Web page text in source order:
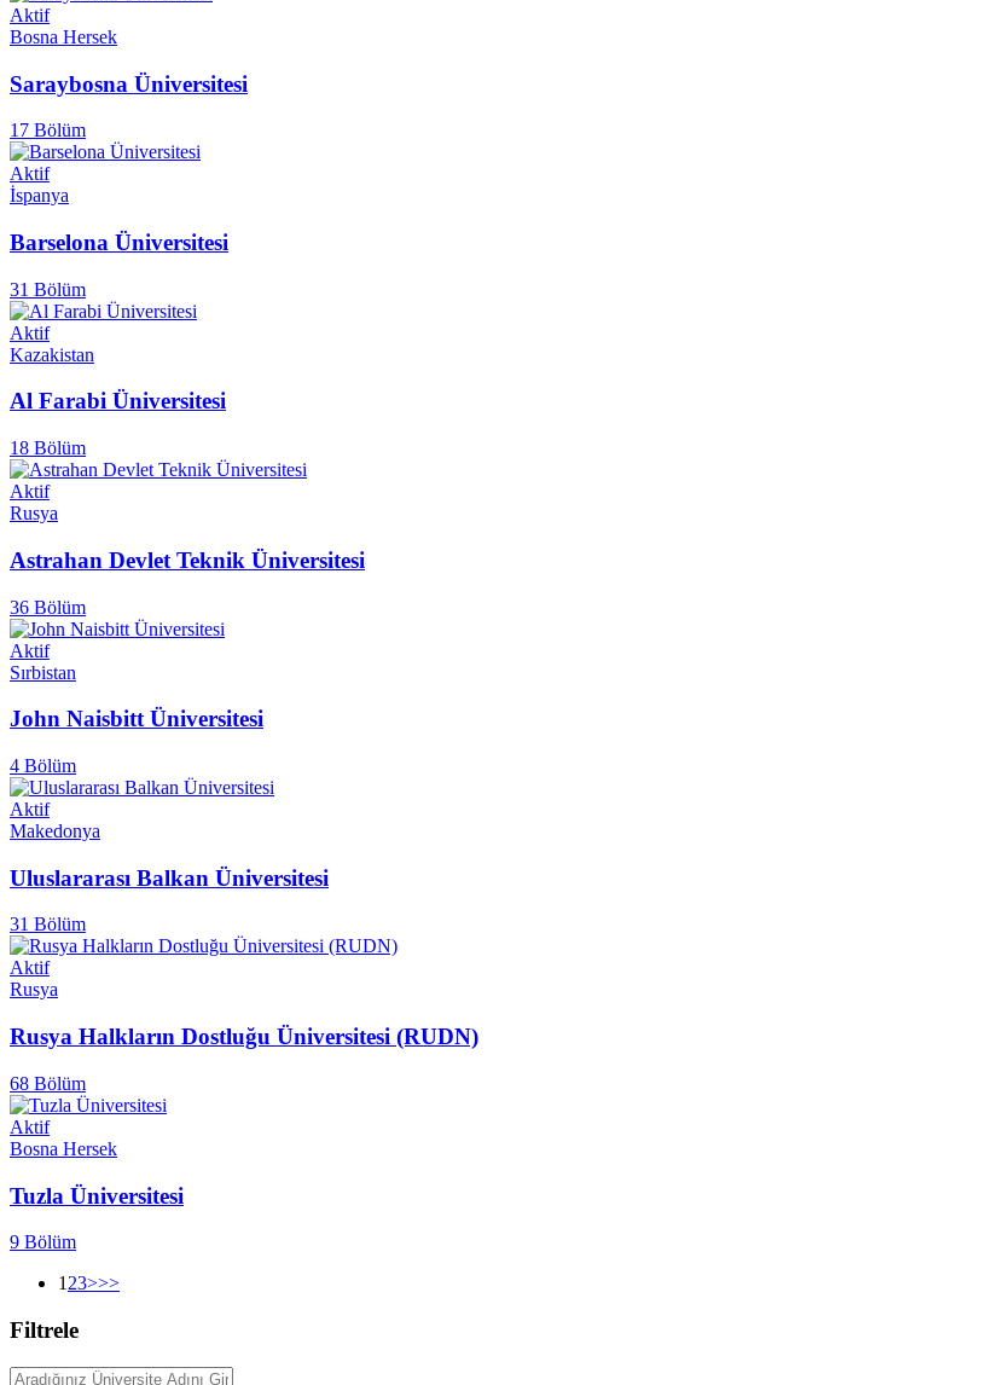
Aktif
Bosna Hersek
Saraybosna Üniversitesi
17 Bölüm
Aktif
İspanya
Barselona Üniversitesi
31 Bölüm
Aktif
Kazakistan
Al Farabi Üniversitesi
18 Bölüm
Aktif
Rusya
Astrahan Devlet Teknik Üniversitesi
36 Bölüm
Aktif
Sırbistan
John Naisbitt Üniversitesi
4 Bölüm
Aktif
Makedonya
Uluslararası Balkan Üniversitesi
31 Bölüm
Aktif
Rusya
Rusya Halkların Dostluğu Üniversitesi (RUDN)
68 Bölüm
Aktif
Bosna Hersek
Tuzla Üniversitesi
9 Bölüm
1 23>>>
Filtrele